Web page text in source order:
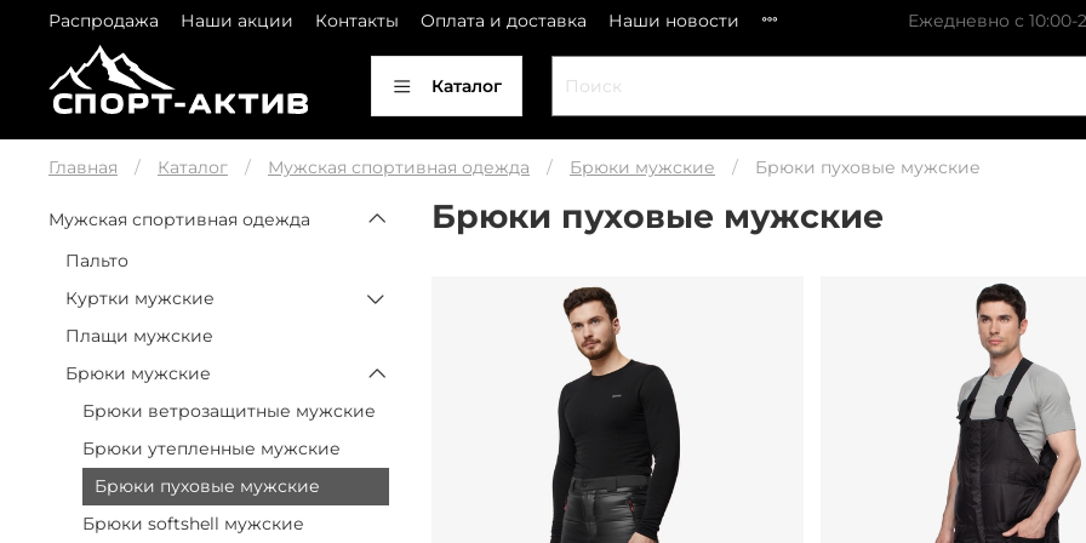
Распродажа Наши акции Контакты Оплата и доставка Наши новости Ежедневно с 10:00-
Каталог
Главная Каталог Мужская спортивная одежда Брюки мужские Брюки пуховые мужские
Брюки пуховые мужские
Быстрый просмотр товара
Мужская спортивная одежда
Пальто
Куртки мужские
Плащи мужские
Брюки мужские
Брюки ветрозащитные мужские
Брюки утепленные мужские
Брюки пуховые мужские
Брюки softshell мужские